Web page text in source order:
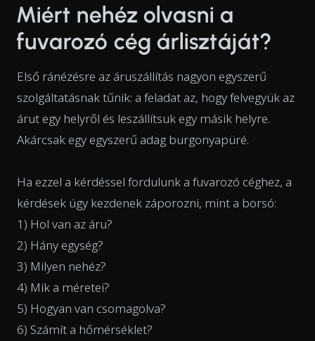
Miért nehéz olvasni a
fuvarozó cég árlisztáját?
Első ránézésre az áruszállítás nagyon egyszerű
szolgáltatásnak tűnik: a feladat az, hogy felvegyük az
árut egy helyről és leszállítsuk egy másik helyre.
Akárcsak egy egyszerű adag burgonyapüré.
Ha ezzel a kérdéssel fordulunk a fuvarozó céghez, a
kérdések úgy kezdenek záporozni, mint a borsó:
1) Hol van az áru?
2) Hány egység?
3) Milyen nehéz?
4) Mik a méretei?
5) Hogyan van csomagolva?
6) Számít a hőmérséklet?